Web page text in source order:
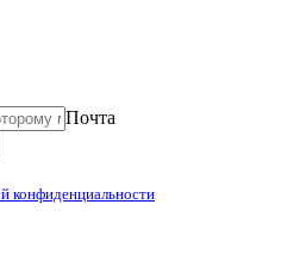
Почта
конфиденциальности